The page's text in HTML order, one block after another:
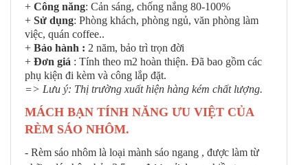
+ Công năng: Cản sáng, chống nắng 80-100%
+ Sử dụng: Phòng khách, phòng ngủ, văn phòng làm
việc, quán coffee..
+ Bảo hành : 2 năm, bảo trì trọn đời
+ Đơn giá : Tính theo m2 hoàn thiện. Đã bao gồm các
phụ kiện đi kèm và công lắp đặt.
=> Lưu ý: Thị trường xuất hiện hàng kém chất lượng.
MÁCH BẠN TÍNH NĂNG ƯU VIỆT CỦA
RÈM SÁO NHÔM.
- Rèm sáo nhôm là loại mành sáo ngang , được làm từ